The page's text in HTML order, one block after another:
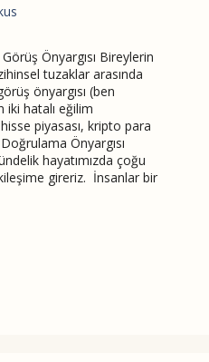
Önyargısı Bireylerin
tuzaklar arasında
önyargısı (ben
iki hatalı eğilim
piyasası, kripto para
Önyargısı
hayatımızda çoğu
gireriz. İnsanlar bir